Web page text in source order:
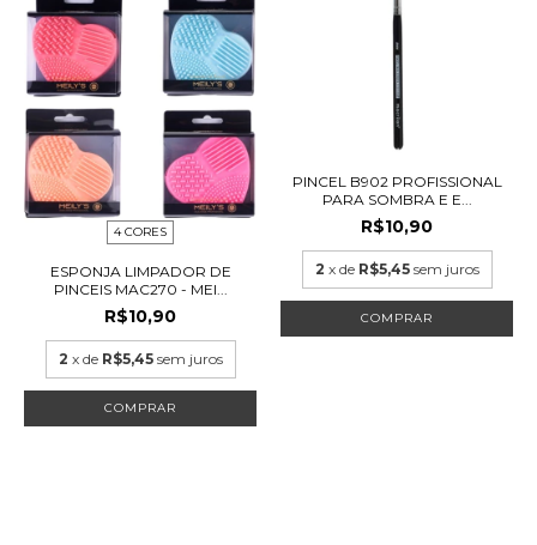
4 CORES
ESPONJA LIMPADOR DE
PINCEIS MAC270 - MEI...
R$10,90
2 x de R$5,45 sem juros
COMPRAR
PINCEL B902 PROFISSIONAL
PARA SOMBRA E E...
R$10,90
2 x de R$5,45 sem juros